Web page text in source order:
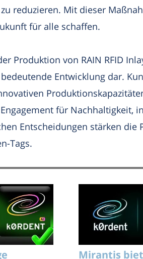
reduzieren. Mit dieser
für alle schaffen.
Produktion von RAIN RFID
bedeutende Entwicklung dar.
Engagement für
Entscheidungen stärken die
Tags.
Mirantis